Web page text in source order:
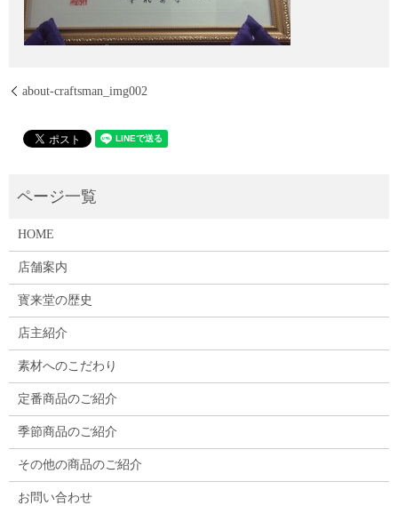
about-craftsman_img002
HOME
店舗案内
寳来堂の歴史
店主紹介
素材へのこだわり
定番商品のご紹介
季節商品のご紹介
その他の商品のご紹介
お問い合わせ